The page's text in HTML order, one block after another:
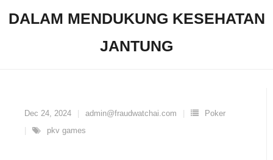
DALAM MENDUKUNG KESEHATAN
JANTUNG
Dec 24, 2024 admin@fraudwatchai.com
Poker
pkv games